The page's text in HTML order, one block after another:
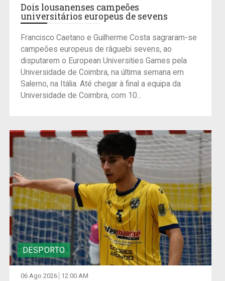
Dois lousanenses campeões
universitários europeus de sevens
Francisco Caetano e Guilherme Costa sagraram-se
campeões europeus de râguebi sevens, ao
disputarem o European Universities Games pela
Universidade de Coimbra, na última semana em
Salerno, na Itália. Até chegar à final a equipa da
Universidade de Coimbra, com 10...
DESPORTO
06 Ago 2026 12:00 AM